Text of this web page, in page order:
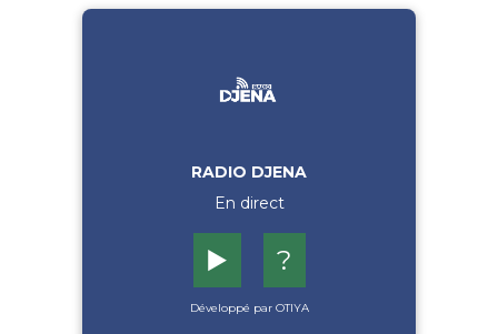
RADIO DJENA
En direct
▶️ ?
Développé par OTIYA